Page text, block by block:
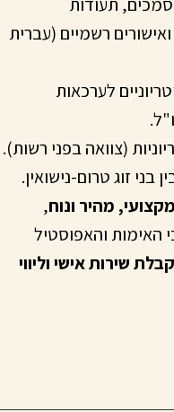
תעודות
ואישורים רשמיים (עברית
לערכאות
(צוואה בפני רשות).
בני זוג טרום-נישואין.
מקצועי, מהיר ונוח,
והאפוסטיל
שירות אישי וליווי